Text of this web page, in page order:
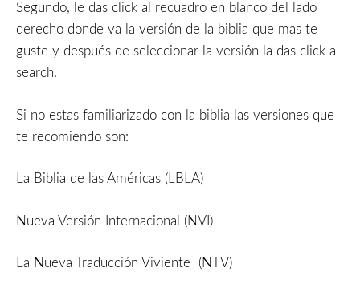
Segundo, le das click al recuadro en blanco del lado
derecho donde va la versión de la biblia que mas te
guste y después de seleccionar la versión la das click a
search.
Si no estas familiarizado con la biblia las versiones que
te recomiendo son:
La Biblia de las Américas (LBLA)
Nueva Versión Internacional (NVI)
La Nueva Traducción Viviente (NTV)